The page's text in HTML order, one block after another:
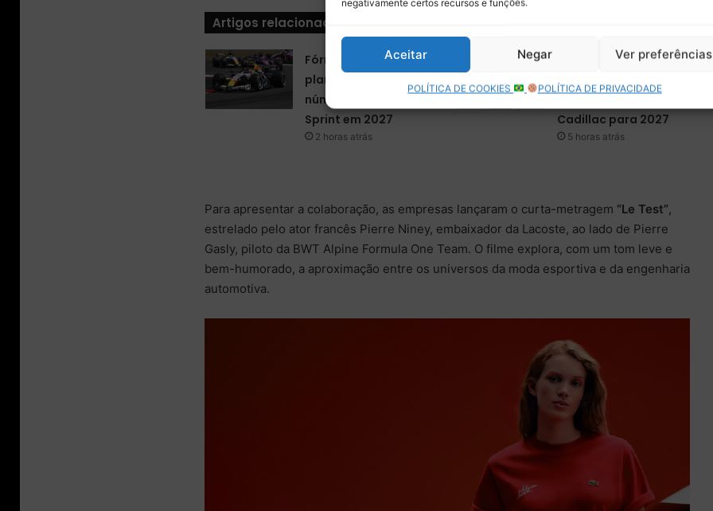
negativamente certos recursos e funções.
Aceitar Negar Ver preferências
POLÍTICA DE COOKIES POLÍTICA DE PRIVACIDADE
Artigos relacionados
Fórmula 1 confirma
plano para ampliar
número de corridas
Sprint em 2027
2 horas atrás
Na mira da F1, Rafael
Câmara entra no
radar da Haas e da
Cadillac para 2027
5 horas atrás
Para apresentar a colaboração, as empresas lançaram o curta-metragem “Le Test”,
estrelado pelo ator francês Pierre Niney, embaixador da Lacoste, ao lado de Pierre
Gasly, piloto da BWT Alpine Formula One Team. O filme explora, com um tom leve e
bem-humorado, a aproximação entre os universos da moda esportiva e da engenharia
automotiva.